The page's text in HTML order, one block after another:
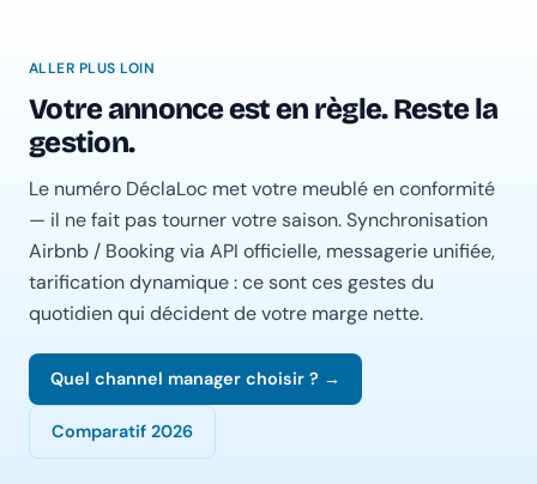
ALLER PLUS LOIN
Votre annonce est en règle. Reste la
gestion.
Le numéro DéclaLoc met votre meublé en conformité
— il ne fait pas tourner votre saison. Synchronisation
Airbnb / Booking via API officielle, messagerie unifiée,
tarification dynamique : ce sont ces gestes du
quotidien qui décident de votre marge nette.
Quel channel manager choisir ? →
Comparatif 2026